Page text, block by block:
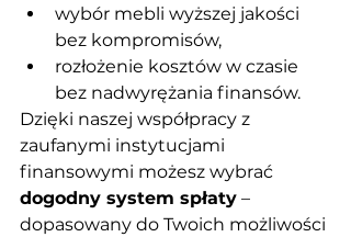
wybór mebli wyższej jakości
bez kompromisów,
rozłożenie kosztów w czasie
bez nadwyrężania finansów.
Dzięki naszej współpracy z
zaufanymi instytucjami
finansowymi możesz wybrać
dogodny system spłaty –
dopasowany do Twoich możliwości